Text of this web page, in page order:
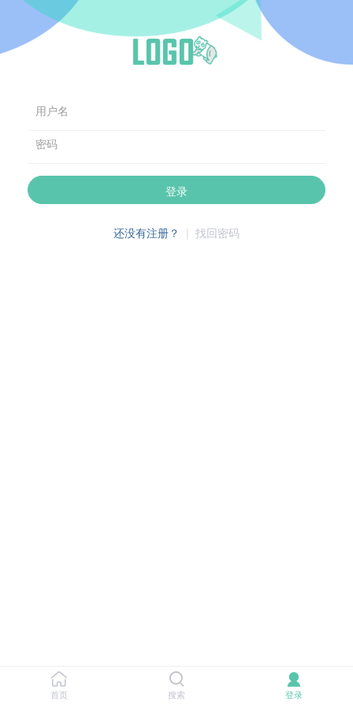
用户名
密码
登录
还没有注册？ | 找回密码
首页 搜索 登录